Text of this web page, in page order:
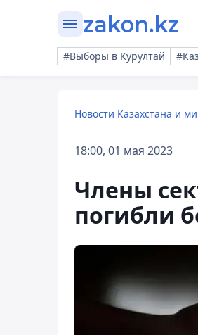
#Выборы в Курултай
Новости Казахстана и
18:00, 01 мая 2023
Члены
погибли